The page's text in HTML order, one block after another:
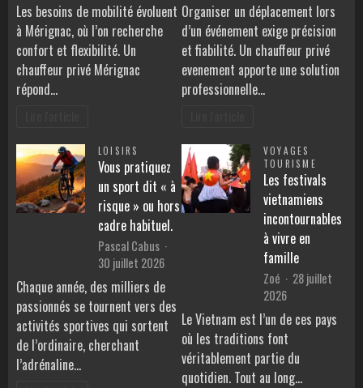
Les besoins de mobilité évoluent
à Mérignac, où l’on recherche
confort et flexibilité. Un
chauffeur privé Mérignac
répond…
Organiser un déplacement lors
d’un événement exige précision
et fiabilité. Un chauffeur privé
evenement apporte une solution
professionnelle…
LOISIRS
Vous pratiquez
un sport dit « à
risque » ou hors
cadre habituel.
Pascal Cabus
30 juillet 2026
Chaque année, des milliers de
passionnés se tournent vers des
activités sportives qui sortent
de l’ordinaire, cherchant
l’adrénaline…
VOYAGES
TOURISME
Les festivals
vietnamiens
incontournables
à vivre en
famille
Zoé
28 juillet
2026
Le Vietnam est l’un de ces pays
où les traditions font
véritablement partie du
quotidien. Tout au long…